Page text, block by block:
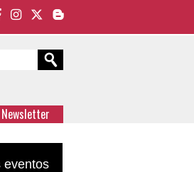
Newsletter
eventos